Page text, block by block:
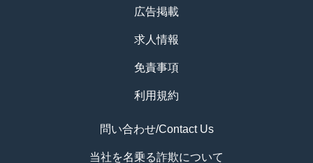
広告掲載
求人情報
免責事項
利用規約
問い合わせ/Contact Us
当社を名乗る詐欺について